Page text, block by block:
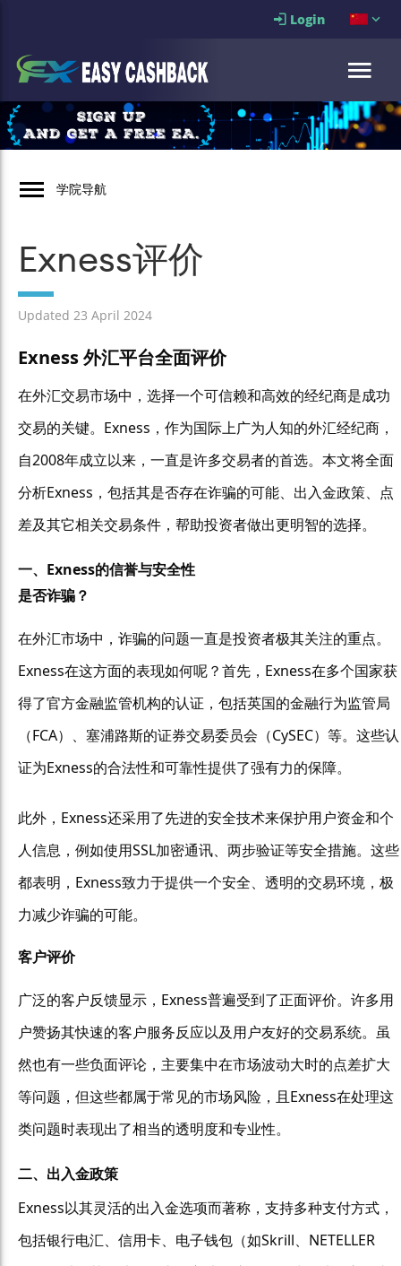
Login
学院导航
Exness评价
Updated 23 April 2024
Exness 外汇平台全面评价
在外汇交易市场中，选择一个可信赖和高效的经纪商是成功
交易的关键。Exness，作为国际上广为人知的外汇经纪商，
自2008年成立以来，一直是许多交易者的首选。本文将全面
分析Exness，包括其是否存在诈骗的可能、出入金政策、点
差及其它相关交易条件，帮助投资者做出更明智的选择。
一、Exness的信誉与安全性
是否诈骗？
在外汇市场中，诈骗的问题一直是投资者极其关注的重点。
Exness在这方面的表现如何呢？首先，Exness在多个国家获
得了官方金融监管机构的认证，包括英国的金融行为监管局
（FCA）、塞浦路斯的证券交易委员会（CySEC）等。这些认
证为Exness的合法性和可靠性提供了强有力的保障。
此外，Exness还采用了先进的安全技术来保护用户资金和个
人信息，例如使用SSL加密通讯、两步验证等安全措施。这些
都表明，Exness致力于提供一个安全、透明的交易环境，极
力减少诈骗的可能。
客户评价
广泛的客户反馈显示，Exness普遍受到了正面评价。许多用
户赞扬其快速的客户服务反应以及用户友好的交易系统。虽
然也有一些负面评论，主要集中在市场波动大时的点差扩大
等问题，但这些都属于常见的市场风险，且Exness在处理这
类问题时表现出了相当的透明度和专业性。
二、出入金政策
Exness以其灵活的出入金选项而著称，支持多种支付方式，
包括银行电汇、信用卡、电子钱包（如Skrill、NETELLER